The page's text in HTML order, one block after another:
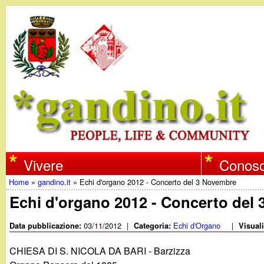
w
w
w
.
Vivere
Tu
sei
qui
Home »gandino.it » Echi d'organo 2012 - Concerto del 3 Novembre
Echi d'organo 2012 - Concerto del
Data pubblicazione:03/11/2012 | Categoria: Echi d'Organo |
CHIESA DI S. NICOLA DA BARI - Barzizza